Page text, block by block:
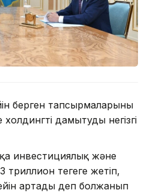
берген тапсырмаларының
дамытудың негізгі
инвестициялық және
триллион теңгеге жетіп,
артады деп болжанып